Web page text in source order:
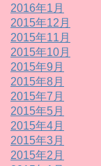
2016年1月
2015年12月
2015年11月
2015年10月
2015年9月
2015年8月
2015年7月
2015年5月
2015年4月
2015年3月
2015年2月